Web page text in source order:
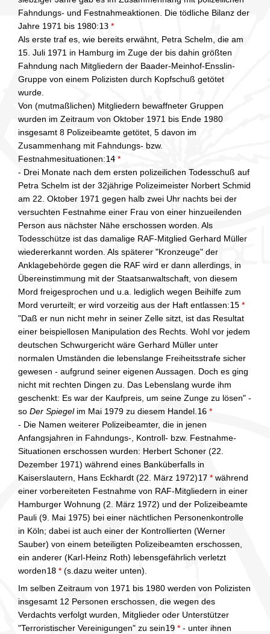
Fahndungs- und Festnahmeaktionen. Die tödliche Bilanz der
Jahre 1971 bis 1980:13 *
Als erste traf es, wie bereits erwähnt, Petra Schelm, die am
15. Juli 1971 in Hamburg im Zuge der bis dahin größten
Fahndung nach Mitgliedern der Baader-Meinhof-Ensslin-
Gruppe von einem Polizisten durch Kopfschuß getötet
wurde.
Von (mutmaßlichen) Mitgliedern bewaffneter Gruppen
wurden im Zeitraum von Oktober 1971 bis Ende 1980
insgesamt 8 Polizeibeamte getötet, 5 davon im
Zusammenhang mit Fahndungs- bzw.
Festnahmesituationen:14 *
- Drei Monate nach dem ersten polizeilichen Todesschuß auf
Petra Schelm ist der 32jährige Polizeimeister Norbert Schmid
am 22. Oktober 1971 gegen halb zwei Uhr nachts bei der
versuchten Festnahme einer Frau von einer hinzueilenden
Person aus nächster Nähe erschossen worden. Als
Todesschütze ist das damalige RAF-Mitglied Gerhard Müller
wiedererkannt worden. Als späterer "Kronzeuge" der
Anklagebehörde gegen die RAF wird er dann allerdings, in
Übereinstimmung mit der Staatsanwaltschaft, von diesem
Mord freigesprochen und u.a. lediglich wegen Beihilfe zum
Mord verurteilt; er wird vorzeitig aus der Haft entlassen:15 *
"Daß er nun nicht mehr in seiner Zelle sitzt, ist das Resultat
einer beispiellosen Manipulation des Rechts. Wohl vor jedem
deutschen Schwurgericht wäre Gerhard Müller unter
normalen Umständen die lebenslange Freiheitsstrafe sicher
gewesen - aufgrund seiner eigenen Aussagen. Doch es ging
nicht mit rechten Dingen zu. Das Lebenslang wurde ihm
geschenkt: Es war der Kaufpreis, um seine Zunge zu lösen" -
so Der Spiegelim Mai 1979 zu diesem Handel.16 *
- Die Namen weiterer Polizeibeamter, die in jenen
Anfangsjahren in Fahndungs-, Kontroll- bzw. Festnahme-
Situationen erschossen wurden: Herbert Schoner (22.
Dezember 1971) während eines Banküberfalls in
Kaiserslautern, Hans Eckhardt (22. März 1972)17 * während
einer vorbereiteten Festnahme von RAF-Mitgliedern in einer
Hamburger Wohnung (2. März 1972) und der Polizeibeamte
Pauli (9. Mai 1975) bei einer nächtlichen Personenkontrolle
in Köln; dabei ist auch einer der Kontrollierten (Werner
Sauber) von einem beteiligten Polizeibeamten erschossen,
ein anderer (Karl-Heinz Roth) lebensgefährlich verletzt
worden18 * (s.dazu weiter unten).
Im selben Zeitraum von 1971 bis 1980 werden von Polizisten
insgesamt 12 Personen erschossen, die wegen des
Verdachts verfolgt wurden, Mitglieder oder Unterstützer
"Terroristischer Vereinigungen" zu sein19 * - unter ihnen